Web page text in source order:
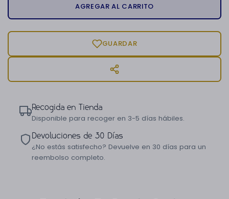
AGREGAR AL CARRITO
GUARDAR
Recogida en Tienda
Disponible para recoger en 3-5 días hábiles.
Devoluciones de 30 Días
¿No estás satisfecho? Devuelve en 30 días para un
reembolso completo.